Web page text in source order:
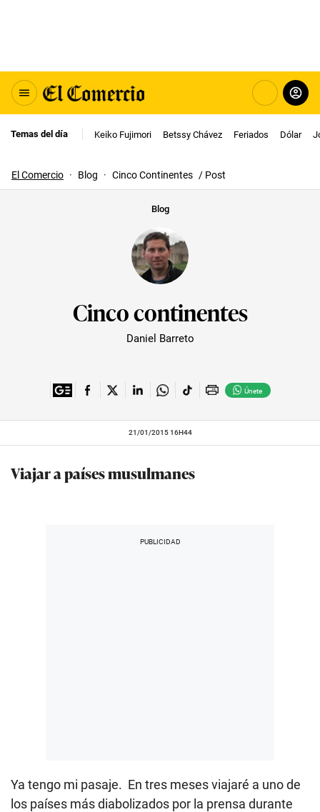
Temas del día Keiko Fujimori Betssy Chávez Feriados Dólar
El Comercio · Blog · Cinco Continentes / Post
Blog
Cinco continentes
Daniel Barreto
Únete
21/01/2015 16H44
Viajar a países musulmanes
Ya tengo mi pasaje. En tres meses viajaré a uno de
los países más diabolizados por la prensa durante